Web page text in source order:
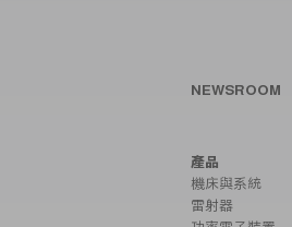
NEWSROOM
產品
機床與系統
雷射器